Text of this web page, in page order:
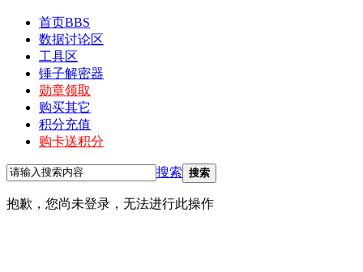
首页BBS
数据讨论区
工具区
锤子解密器
勋章领取
购买其它
积分充值
购卡送积分
搜索 搜索
抱歉，您尚未登录，无法进行此操作